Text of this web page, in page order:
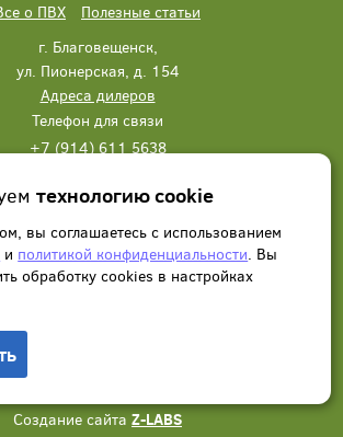
о ПВХ
Полезные статьи
г. Благовещенск,
ул. Пионерская, д. 154
Адреса дилеров
Телефон для связи
+7 (914) 611 5638
нам Заказать звонок
Создание сайта Z-LABS
технологию cookie
вы соглашаетесь с использованием
и политикой конфиденциальности. Вы
обработку сookies в настройках